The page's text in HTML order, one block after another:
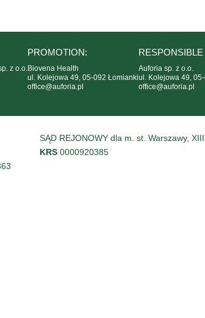
z o.o.
PROMOTION:
Biovena Health
ul. Kolejowa 49, 05-092 Łomianki
office@auforia.pl
RESPONSIBLE
Auforia sp. z o.o.
ul. Kolejowa 49,
office@auforia.pl
SĄD REJONOWY dla m. st. Warszawy,
KRS 0000920385